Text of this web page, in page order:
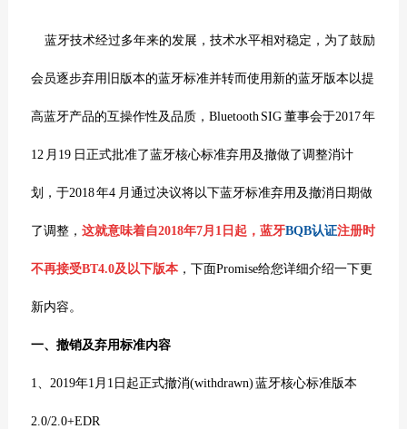
蓝牙技术经过多年来的发展，技术水平相对稳定， 为了鼓励
会员逐步弃用旧版本的蓝牙标准并转而使用新的蓝牙版本以提
高蓝牙产品的互操作性及品质， Bluetooth SIG 董事会于2017年
12 月 19 日正式批准了蓝牙核心标准弃用及撤做了调整消计
划， 于2018年4 月通过决议将以下蓝牙标准弃用及撤消日期做
了调整， 这就意味着自2018年7月 1 日 起 ， 蓝牙BQB认证注册时
不再接受BT4.0及以下版本， 下面Promise给您详细介绍一下更
新内容。
一、撤销及弃用标准内容
1、 2019年1 月 1 日 起正式撤消(withdrawn) 蓝牙核心标准版本
2.0/2.0+EDR